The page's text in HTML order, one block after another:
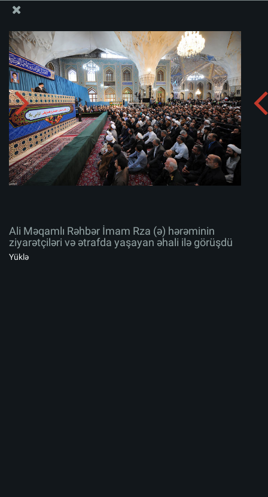
Ali Məqamlı Rəhbər İmam Rza (ə) hərəminin ziyarətçiləri
və ətrafda yaşayan əhali ilə görüşdü
Albomu yüklə:
Ali Məqamlı Rəhbər İmam Rza (ə) hərəminin
ziyarətçiləri və ətrafda yaşayan əhali ilə görüşdü
Yüklə